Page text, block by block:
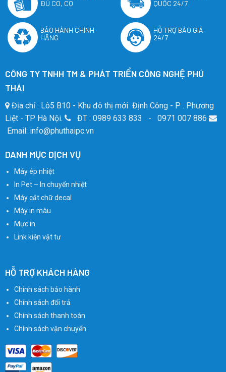
ĐỦ CO, CQ
QUỐC 24/7
BẢO HÀNH CHÍNH
HÃNG
HỖ TRỢ BÁO GIÁ
24/7
CÔNG TY TNHH TM & PHÁT TRIỂN CÔNG NGHỆ PHÚ
THÁI
Địa chỉ : Lô5 B10 - Khu đô thị mới Định Công - P . Phương
Liệt - TP Hà Nội.
ĐT : 0989 633 833 - 0971 007 886
Email: info@phuthaipc.vn
DANH MỤC DỊCH VỤ
Máy ép nhiệt
In Pet – In chuyển nhiệt
Máy cắt chữ decal
Máy in màu
Mực in
Link kiện vật tư
HỖ TRỢ KHÁCH HÀNG
Chính sách bảo hành
Chính sách đổi trả
Chính sách thanh toán
Chính sách vận chuyển